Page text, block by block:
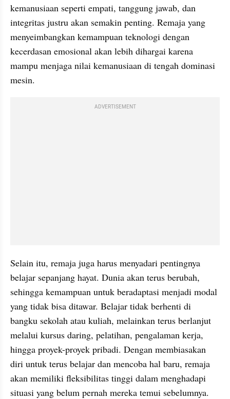
kemanusiaan seperti empati, tanggung jawab, dan
integritas justru akan semakin penting. Remaja yang
menyeimbangkan kemampuan teknologi dengan
kecerdasan emosional akan lebih dihargai karena
mampu menjaga nilai kemanusiaan di tengah dominasi
mesin.
ADVERTISEMENT
Selain itu, remaja juga harus menyadari pentingnya
belajar sepanjang hayat. Dunia akan terus berubah,
sehingga kemampuan untuk beradaptasi menjadi modal
yang tidak bisa ditawar. Belajar tidak berhenti di
bangku sekolah atau kuliah, melainkan terus berlanjut
melalui kursus daring, pelatihan, pengalaman kerja,
hingga proyek-proyek pribadi. Dengan membiasakan
diri untuk terus belajar dan mencoba hal baru, remaja
akan memiliki fleksibilitas tinggi dalam menghadapi
situasi yang belum pernah mereka temui sebelumnya.